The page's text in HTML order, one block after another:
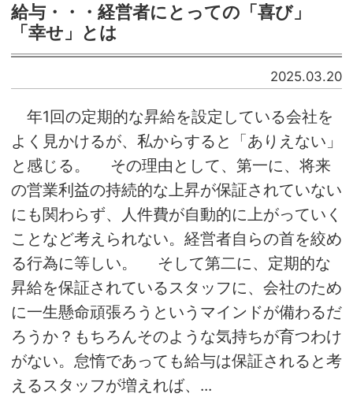
給与・・・経営者にとっての「喜び」
「幸せ」とは
2025.03.20
年1回の定期的な昇給を設定している会社を
よく見かけるが、私からすると「ありえない」
と感じる。 その理由として、第一に、将来
の営業利益の持続的な上昇が保証されていない
にも関わらず、人件費が自動的に上がっていく
ことなど考えられない。経営者自らの首を絞め
る行為に等しい。 そして第二に、定期的な
昇給を保証されているスタッフに、会社のため
に一生懸命頑張ろうというマインドが備わるだ
ろうか？もちろんそのような気持ちが育つわけ
がない。怠惰であっても給与は保証されると考
えるスタッフが増えれば、...